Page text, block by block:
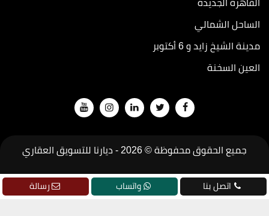
الساحل الشمالي
مدينة الشيخ زايد و 6 أكتوبر
العين السخنة
جميع الحقوق محفوظة © 2026 -
ديارنا للتسويق العقاري
تطويرجودة اتصل بنا واتساب رسالة